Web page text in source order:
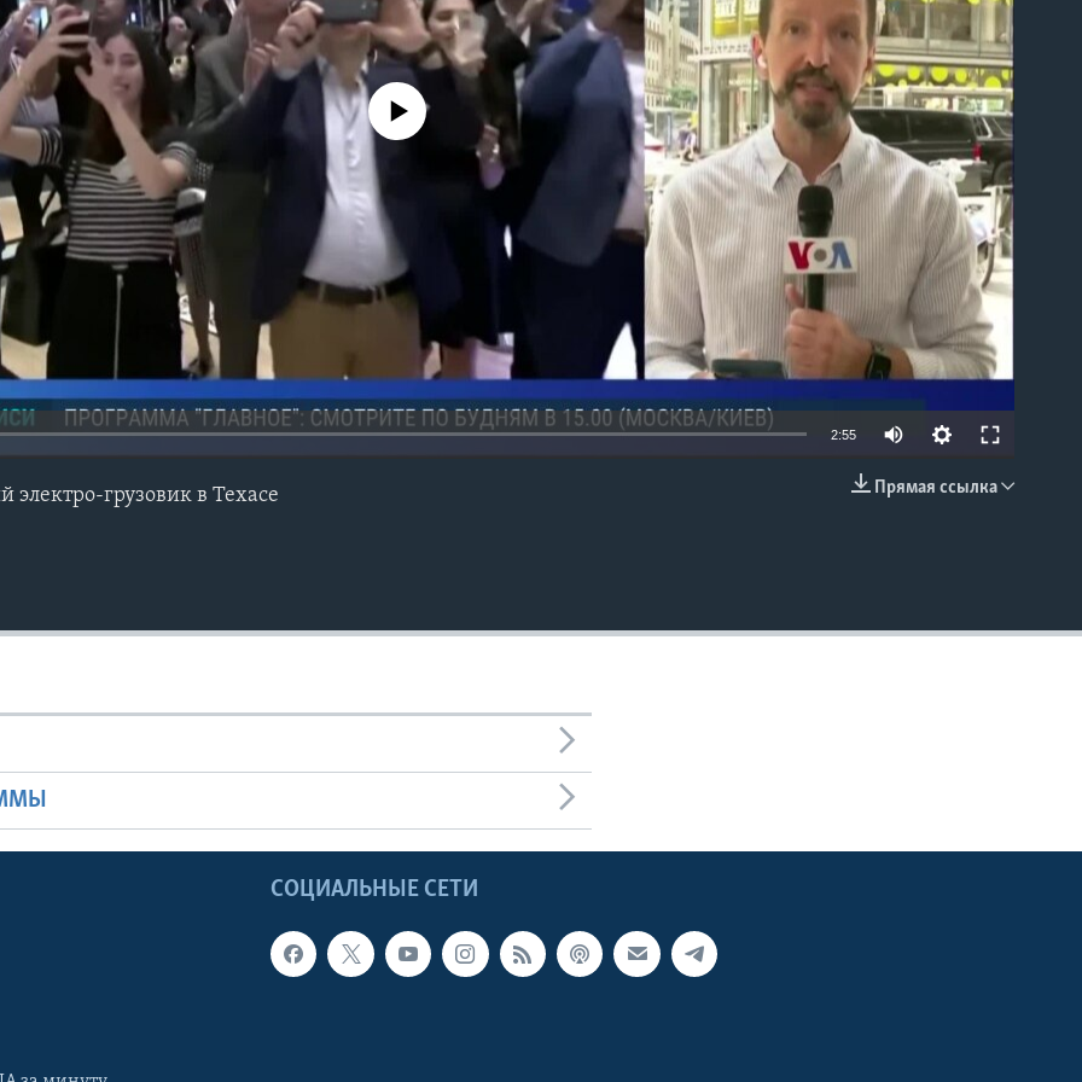
No media source currently available
2:55
Прямая ссылка
электро-грузовик в Техасе
СОЦИАЛЬНЫЕ СЕТИ